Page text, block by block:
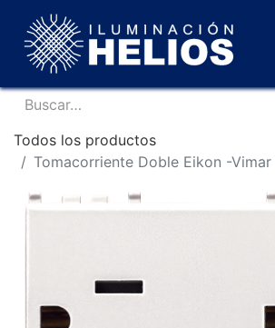
Todos los productos
Tomacorriente Doble Eikon -Vimar